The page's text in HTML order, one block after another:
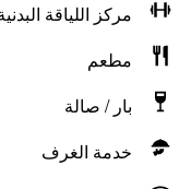
مركز اللياقة
مطعم
بار / صالة
خدمة الغرف